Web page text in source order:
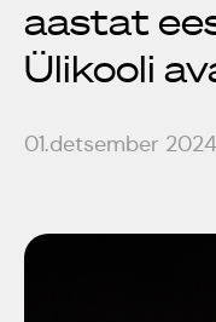
Kollektiivid
Üldinfo
aastat
Ülikooli
01.detsember 2024